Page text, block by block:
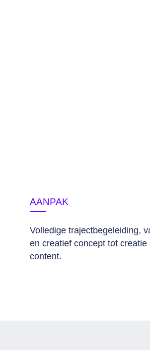
AANPAK
Volledige trajectbegeleiding,
en creatief concept tot creatie
content.